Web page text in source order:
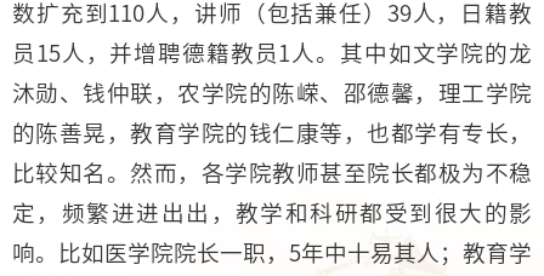
数扩充到110人，讲师（包括兼任）39人，日籍教
员15人，并增聘德籍教员1人。其中如文学院的龙
沐勋、钱仲联，农学院的陈嵘、邵德馨，理工学院
的陈善晃，教育学院的钱仁康等，也都学有专长，
比较知名。然而，各学院教师甚至院长都极为不稳
定，频繁进进出出，教学和科研都受到很大的影
响。比如医学院院长一职，5年中十易其人；教育学